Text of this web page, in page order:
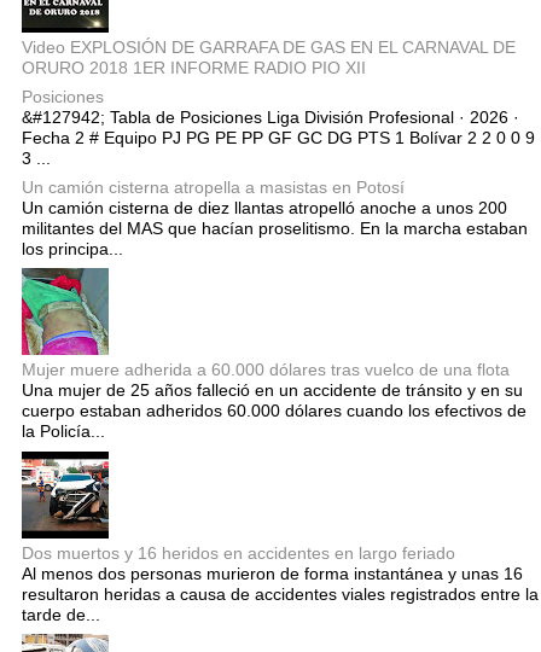
Video EXPLOSIÓN DE GARRAFA DE GAS EN EL CARNAVAL DE
ORURO 2018 1ER INFORME RADIO PIO XII
Posiciones
&#127942; Tabla de Posiciones Liga División Profesional · 2026 ·
Fecha 2 # Equipo PJ PG PE PP GF GC DG PTS 1 Bolívar 2 2 0 0 9
3 ...
Un camión cisterna atropella a masistas en Potosí
Un camión cisterna de diez llantas atropelló anoche a unos 200
militantes del MAS que hacían proselitismo. En la marcha estaban
los principa...
Mujer muere adherida a 60.000 dólares tras vuelco de una flota
Una mujer de 25 años falleció en un accidente de tránsito y en su
cuerpo estaban adheridos 60.000 dólares cuando los efectivos de
la Policía...
Dos muertos y 16 heridos en accidentes en largo feriado
Al menos dos personas murieron de forma instantánea y unas 16
resultaron heridas a causa de accidentes viales registrados entre la
tarde de...